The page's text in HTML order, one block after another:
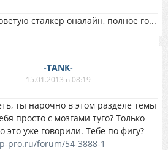
сталкер оналайн, полное го...
-TANK-
15.01.2013 в 08:19
ты нарочно в этом разделе темы
просто с мозгами туго? Только
это уже говорили. Тебе по фигу?
pro.ru/forum/54-3888-1